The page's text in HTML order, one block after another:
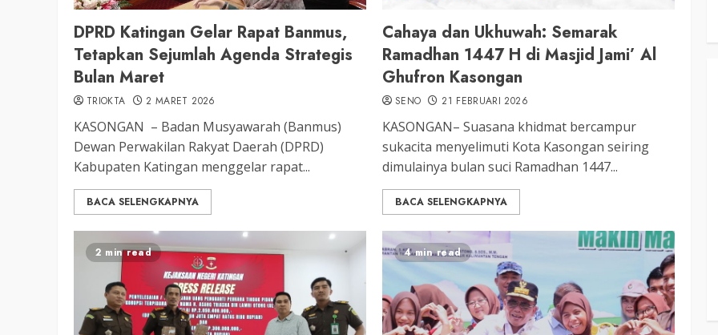
DPRD Katingan Gelar Rapat Banmus,
Tetapkan Sejumlah Agenda Strategis
Bulan Maret
TRIOKTA 2 MARET 2026
KASONGAN – Badan Musyawarah (Banmus)
Dewan Perwakilan Rakyat Daerah (DPRD)
Kabupaten Katingan menggelar rapat...
BACA SELENGKAPNYA
Cahaya dan Ukhuwah: Semarak
Ramadhan 1447 H di Masjid Jami’ Al
Ghufron Kasongan
SENO 21 FEBRUARI 2026
​KASONGAN– Suasana khidmat bercampur
sukacita menyelimuti Kota Kasongan seiring
dimulainya bulan suci Ramadhan 1447...
BACA SELENGKAPNYA
2 min read 4 min read
3 min read
DPRD KATINGAN
HEADLINE
KATINGAN
RDP DPRD dan Pemkab Katingan
Soroti Krisis Air Bersih, Insentif
Nakes Hingga Ancaman
Pencemaran Sungai
TRIOKTA 11 MEI 2026
3 min read
KATINGAN
Pemkab Katingan dan Balai TN
Sebangau Perkuat Sinergi Jaga
Kawasan Konservasi dan Gambut
TRIOKTA 12 MEI 2026